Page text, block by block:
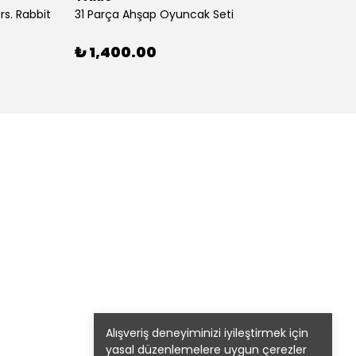
Alışveriş deneyiminizi iyileştirmek için
yasal düzenlemelere uygun çerezler
Rabbit 31 Parça Ahşap Oyuncak Seti
₺ 1,400.00